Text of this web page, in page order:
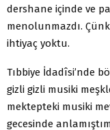
dershane içinde ve
menolunmazdı.
ihtiyaç yoktu.
Tıbbiye İdadîsi’nde
gizli gizli musiki
mektepteki musiki
gecesinde